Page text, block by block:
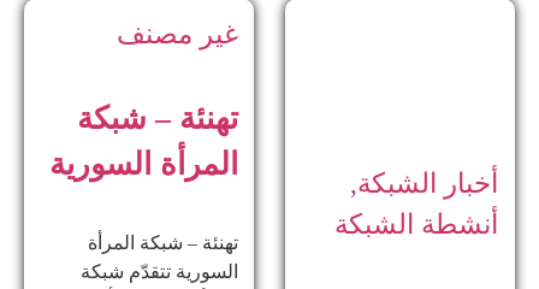
أخبار الشبكة,
أنشطة الشبكة
غير مصنف
تهنئة – شبكة
المرأة السورية
تهنئة – شبكة المرأة
السورية تتقدّم شبكة